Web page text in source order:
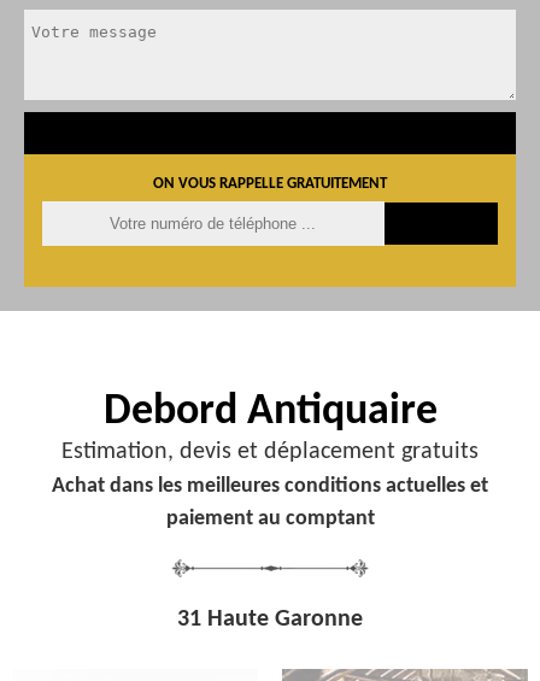
ON VOUS RAPPELLE GRATUITEMENT
Debord Antiquaire
Estimation, devis et déplacement gratuits
Achat dans les meilleures conditions actuelles et
paiement au comptant
31 Haute Garonne